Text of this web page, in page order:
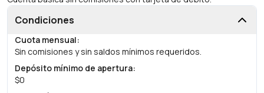
Condiciones
Cuota mensual:
Sin comisiones y sin saldos mínimos requeridos.
Depósito mínimo de apertura:
$0